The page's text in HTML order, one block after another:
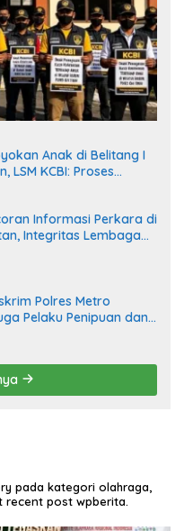
Anak di Belitang I
LSM KCBI: Proses
Informasi Perkara di
Integritas Lembaga
Polres Metro
Pelaku Penipuan dan
pada kategori olahraga,
recent post wpberita.